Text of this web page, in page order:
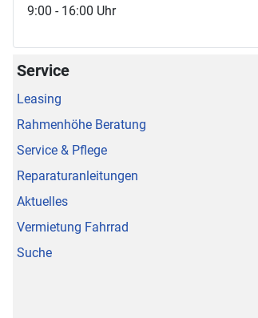
9:00 - 16:00 Uhr
Service
Leasing
Rahmenhöhe Beratung
Service & Pflege
Reparaturanleitungen
Aktuelles
Vermietung Fahrrad
Suche